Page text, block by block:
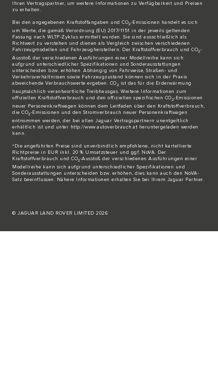
Ihren Vertragspartner, um weitere Informationen zu Verfügbarkeit und Preisen
zu erhalten.
Bei den angegebenen Kraftstoffangaben und CO2-Emissionen handelt es sich
um Werte, die gemäß Verordnung (EU) 2017/1151 in der jeweils geltenden
Fassung nach WLTP-Zyklus ermittelt wurden. Sie sind ausschließlich als
Richtwert zu verstehen und dienen als Vergleich zwischen verschiedenen
Fahrzeugmodellen und Fahrzeugherstellern. Der Kraftstoffverbrauch und CO2-
Ausstoß der verschiedenen Ausführungen einer Modellreihe kann sich
aufgrund unterschiedlicher Spezifikationen und Sonderausstattungen
unterscheiden bzw. erhöhen. Abhängig von Fahrweise, Straßen- und
Verkehrsverhältnissen sowie Fahrzeugzustand können sich in der Praxis
abweichende Verbrauchswerte ergeben. CO2 ist das für die Erderwärmung
hauptsächlich verantwortliche Treibhausgas. Weitere Informationen zum
offiziellen Kraftstoffverbrauch und den offiziellen spezifischen CO2-Emissionen
neuer Personenkraftwagen können dem Leitfaden über den Kraftstoffverbrauch,
die CO2-Emissionen und den Stromverbrauch neuer Personenkraftwagen
entnommen werden, der bei allen Jaguar Vertragspartnern unentgeltlich
erhältlich ist und unter http://www.autoverbrauch.at heruntergeladen werden
kann.
^Die angeführten Preise sind unverbindlich empfohlene, nicht kartellierte
Richtpreise in EUR inkl. 20 % Umsatzsteuer und ggf. NoVA. Der
Kraftstoffverbrauch und CO2-Ausstoß der verschiedenen Ausführungen einer
Modellreihe kann sich aufgrund unterschiedlicher Spezifikationen und
Sonderausstattungen unterscheiden bzw. erhöhen, dies kann auch den NoVA-
Satz beeinflussen. Nähere Informationen erhalten Sie bei Ihrem Jaguar Partner.
© JAGUAR LAND ROVER LIMITED 2026